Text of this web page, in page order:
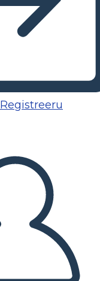
Registreeru